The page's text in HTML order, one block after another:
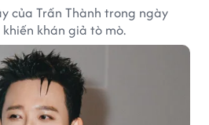
của Trấn Thành trong ngày
khán giả tò mò.